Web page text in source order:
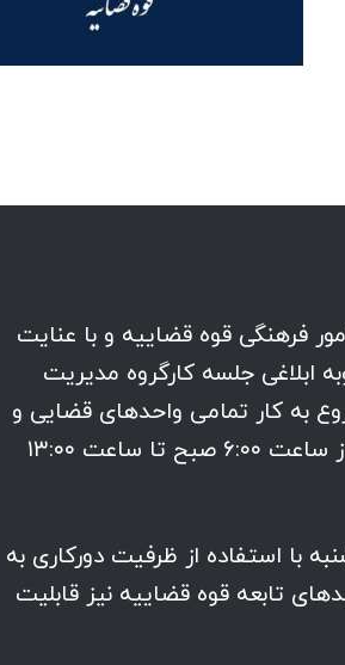
فرهنگی قوه قضاییه و با عنایت
همچنین مصوبه ابلاغی جلسه کارگروه مدیریت
گردید که ساعت شروع به کار تمامی واحدهای قضایی و
اداری تابعه قوه قضاییه از تاریخ ۱۴۰۴/۰۲/۲۰ لغایت ۱۴۰۴/۰۶/۳۱ از ساعت ۶:۰۰ صبح تا ساعت ۱۳:۰۰
استفاده از ظرفیت دورکاری به
تابعه قوه قضاییه نیز قابلیت